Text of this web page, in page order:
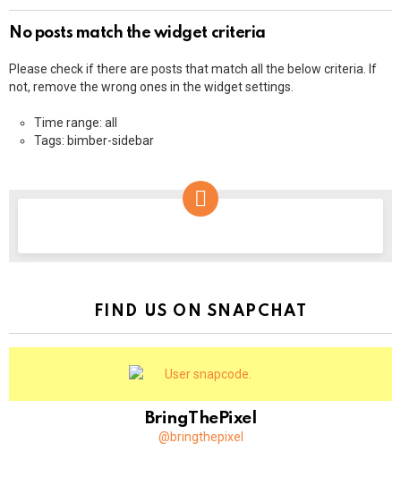
No posts match the widget criteria
Please check if there are posts that match all the below criteria. If
not, remove the wrong ones in the widget settings.
Time range: all
Tags: bimber-sidebar
FIND US ON SNAPCHAT
BringThePixel
@bringthepixel